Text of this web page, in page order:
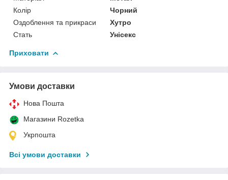
Колір
Чорний
Оздоблення та прикраси
Хутро
Стать
Унісекс
Приховати
Умови доставки
Нова Пошта
Магазини Rozetka
Укрпошта
Всі умови доставки